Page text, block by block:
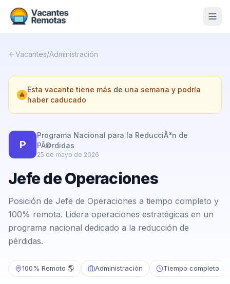
Nosotros
Contacto
Calculadora Freelance Gratis
Vacantes/Administración
Esta vacante tiene más de una semana y podría
haber caducado
P
Programa Nacional para la ReducciÃ³n de
PÃ©rdidas
25 de mayo de 2026
Jefe de Operaciones
Posición de Jefe de Operaciones a tiempo completo y
100% remota. Lidera operaciones estratégicas en un
programa nacional dedicado a la reducción de
pérdidas.
100% Remoto 🌎 Administración Tiempo completo